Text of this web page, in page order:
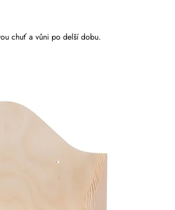
chuť a vůni po delší dobu.